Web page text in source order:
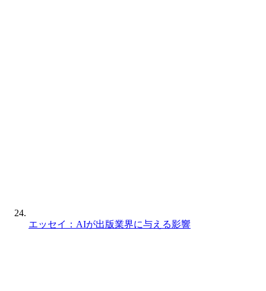
エッセイ：AIが出版業界に与える影響